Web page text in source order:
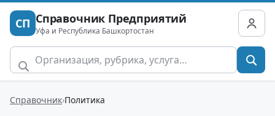
СП Справочник Предприятий
Уфа и Республика Башкортостан
Справочник Политика